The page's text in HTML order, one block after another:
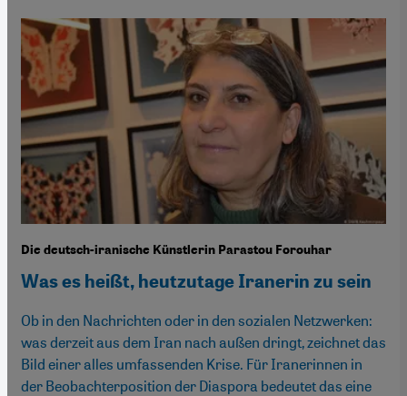
Die deutsch-iranische Künstlerin Parastou Forouhar
Was es heißt, heutzutage Iranerin zu sein
Ob in den Nachrichten oder in den sozialen Netzwerken:
was derzeit aus dem Iran nach außen dringt, zeichnet das
Bild einer alles umfassenden Krise. Für Iranerinnen in
der Beobachterposition der Diaspora bedeutet das eine